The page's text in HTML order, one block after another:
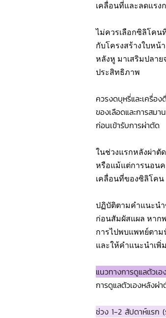
เคลื่อนที่และลดแรง
ไม่ควรเลือกซิลิโคน
กับโครงสร้างใบหน้
หลังหู มาเสริมปลาย
ประสิทธิภาพ
ควรงดบุหรี่และเครื่อ
ของเลือดและการสมา
ก่อนเข้ารับการผ่าตัด
ในช่วงแรกหลังผ่าตั
หรือแม้แต่การนอนค
เคลื่อนที่ของซิลิโคน
ปฏิบัติตามคำแนะนำ
ก่อนสัมผัสแผล หาก
การไปพบแพทย์ตาม
และให้คำแนะนำเพิ่
แนวทางการดูแลตัวเ
การดูแลตัวเองหลังผ่
ช่วง 1-2 สัปดาห์แรก